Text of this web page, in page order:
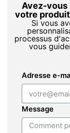
Avez-vous
votre
Si vous
processus
vous
Adresse e-
Message